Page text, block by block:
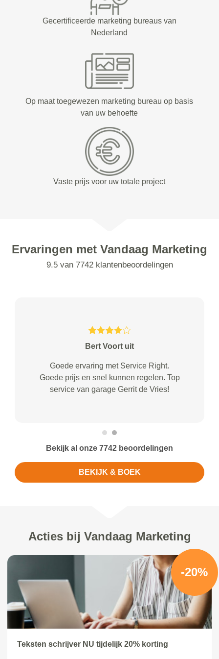
Gecertificeerde marketing bureaus van
Nederland
Op maat toegewezen marketing bureau op basis
van uw behoefte
Vaste prijs voor uw totale project
Ervaringen met Vandaag Marketing
9.5 van 7742 klantenbeoordelingen
Bert Voort uit
Goede ervaring met Service Right.
Goede prijs en snel kunnen regelen. Top
service van garage Gerrit de Vries!
Bekijk al onze 7742 beoordelingen
BEKIJK & BOEK
Acties bij Vandaag Marketing
-20%
Teksten schrijver NU tijdelijk 20% korting